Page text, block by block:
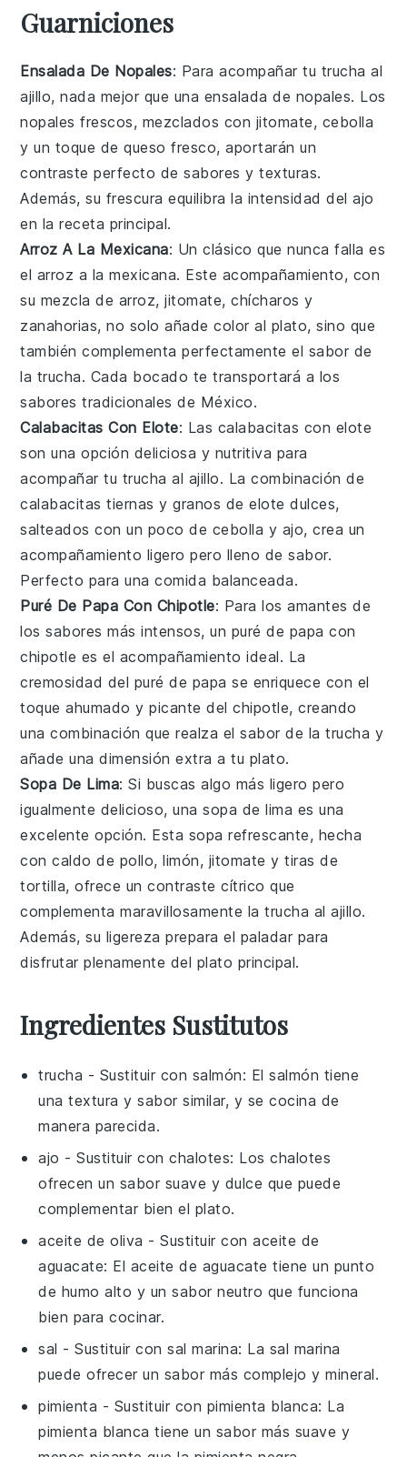
Guarniciones
Ensalada De Nopales: Para acompañar tu trucha al
ajillo, nada mejor que una ensalada de nopales. Los
nopales frescos, mezclados con jitomate, cebolla
y un toque dequeso fresco, aportarán un
contraste perfecto de sabores y texturas.
Además, su frescura equilibra la intensidad delajo
en la receta principal.
Arroz A La Mexicana: Un clásico que nunca falla es
el arroz a la mexicana. Este acompañamiento, con
su mezcla de arroz,jitomate,chícharos y
zanahorias, no solo añade color al plato, sino que
también complementa perfectamente el sabor de
la trucha. Cada bocado te transportará a los
sabores tradicionales de México.
Calabacitas Con Elote: Las calabacitas con elote
son una opción deliciosa y nutritiva para
acompañar tu trucha al ajillo. La combinación de
calabacitas tiernas ygranos de elote dulces,
salteados con un poco de cebolla y ajo, crea un
acompañamiento ligero pero lleno de sabor.
Perfecto para una comida balanceada.
Puré De Papa Con Chipotle: Para los amantes de
los sabores más intensos, un puré de papa con
chipotle es el acompañamiento ideal. La
cremosidad del puré de papa se enriquece con el
toque ahumado y picante delchipotle, creando
una combinación que realza el sabor de latrucha y
añade una dimensión extra a tu plato.
Sopa De Lima: Si buscas algo más ligero pero
igualmente delicioso, unasopa de lima es una
excelente opción. Esta sopa refrescante, hecha
concaldo de pollo,limón, jitomate ytiras de
tortilla, ofrece un contraste cítrico que
complementa maravillosamente latrucha al ajillo.
Además, su ligereza prepara el paladar para
disfrutar plenamente del plato principal.
Ingredientes Sustitutos
trucha - Sustituir con salmón: El salmón tiene
una textura y sabor similar, y se cocina de
manera parecida.
ajo - Sustituir conchalotes: Los chalotes
ofrecen un sabor suave y dulce que puede
complementar bien el plato.
aceite de oliva - Sustituir conaceite de
aguacate: El aceite de aguacate tiene un punto
de humo alto y un sabor neutro que funciona
bien para cocinar.
sal - Sustituir consal marina: La sal marina
puede ofrecer un sabor más complejo y mineral.
pimienta - Sustituir con pimienta blanca: La
pimienta blanca tiene un sabor más suave y